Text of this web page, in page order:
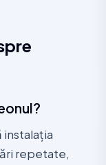
instalația
repetate,